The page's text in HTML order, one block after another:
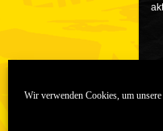
Wir verwenden Cookies, um